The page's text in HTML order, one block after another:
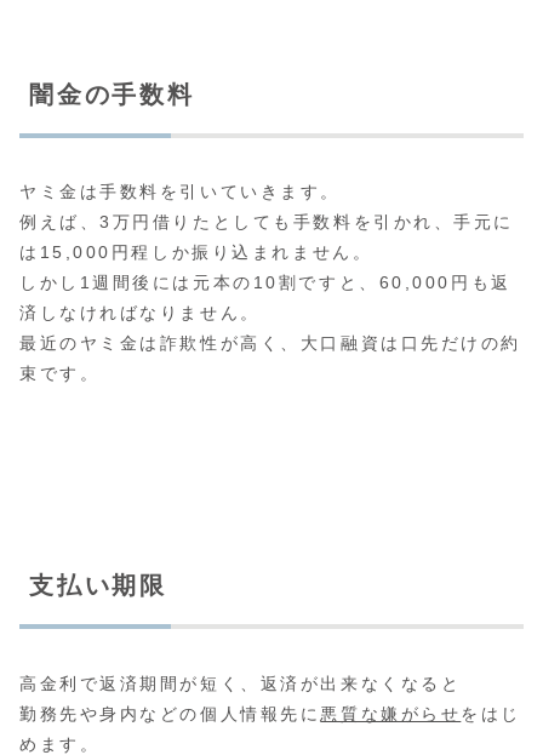
闇金の手数料
ヤミ金は手数料を引いていきます。
例えば、3万円借りたとしても手数料を引かれ、手元に
は15,000円程しか振り込まれません。
しかし1週間後には元本の10割ですと、60,000円も返
済しなければなりません。
最近のヤミ金は詐欺性が高く、大口融資は口先だけの約
束です。
支払い期限
高金利で返済期間が短く、返済が出来なくなると
勤務先や身内などの個人情報先に 悪質な嫌がらせをはじ
めます。